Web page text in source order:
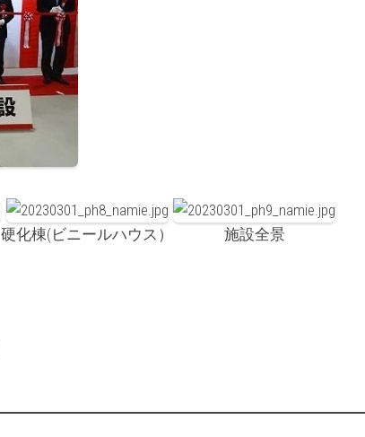
硬化棟(ビニールハウス） 施設全景